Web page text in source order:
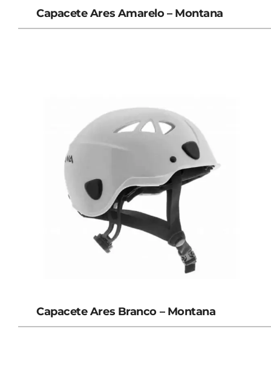
Capacete Ares Amarelo – Montana
Capacete Ares Branco – Montana